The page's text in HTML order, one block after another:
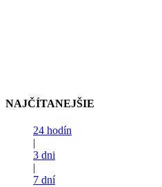
NAJČÍTANEJŠIE
24 hodín
|
3 dni
|
7 dní